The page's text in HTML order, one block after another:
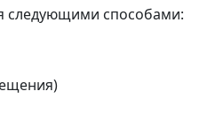
следующими способами: